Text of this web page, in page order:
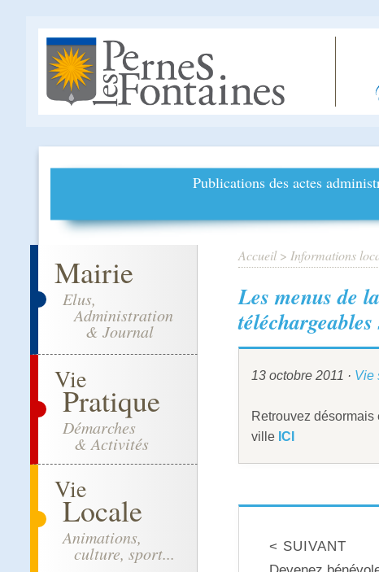
Publications des actes
Mairie
Elus,
Administration
& Journal
Vie
Pratique
Démarches
& Activités
Vie
Locale
Animations,
culture, sport...
Accueil> Informations
Les menus de
13 octobre 2011 · Vie
Retrouvez
ville ICI
< SUIVANT